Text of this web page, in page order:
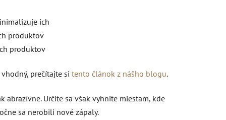
ich
produktov
produktov
prečítajte si tento článok z nášho blogu.
Určite sa však vyhnite miestam, kde
sa nerobili nové zápaly.